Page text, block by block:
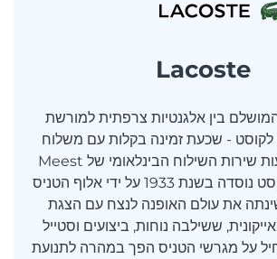
Lacoste
המושלם בין אלגנטיות צרפתית למורשת
לקוסט - שכעת זמינה בקלות עם משלוח
לישראל באמצעות שירות השילוח הבינלאומי של Meest
Shopping. לקוסט נוסדה בשנת 1933 על ידי אלוף הטניס
את עולם האופנה לנצח עם הצגת
ששילבה נוחות, ביצועים וסטייל
על מגרשי הטניס הפך במהרה לתנועת